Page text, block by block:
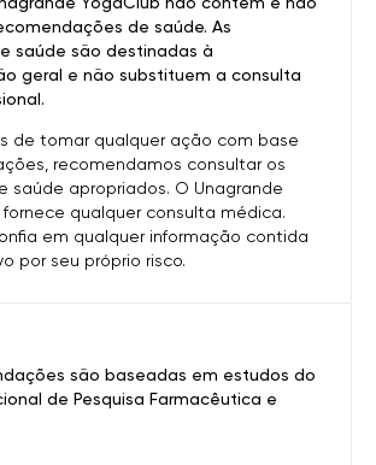
são baseadas em estudos do
de Pesquisa Farmacêutica e
de saúde. As
saúde são destinadas à
geral e não substituem a consulta
de tomar qualquer ação com base
recomendamos consultar os
saúde apropriados. O Unagrande
qualquer consulta médica.
em qualquer informação contida
por seu próprio risco.